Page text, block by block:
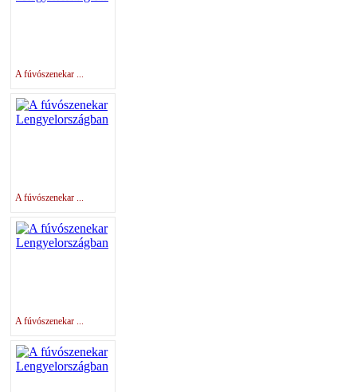
A fúvószenekar ...
A fúvószenekar ...
A fúvószenekar ...